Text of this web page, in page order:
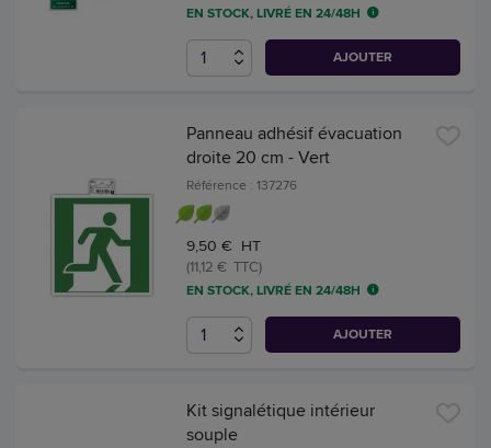
EN STOCK, LIVRÉ EN 24/48H
AJOUTER
Panneau adhésif évacuation
droite 20 cm - Vert
Référence : 137276
9,50 € HT
(11,12 € TTC)
EN STOCK, LIVRÉ EN 24/48H
AJOUTER
Kit signalétique intérieur
souple